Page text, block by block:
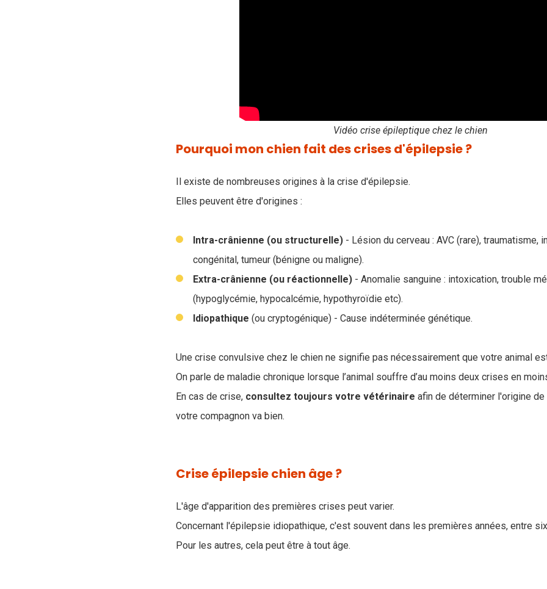
Vidéo crise épileptique chez le chien
Pourquoi mon chien fait des crises d'épilepsie ?
Il existe de nombreuses origines à la crise d'épilepsie.
Elles peuvent être d'origines :
Intra-crânienne (ou structurelle) - Lésion du cerveau : AVC (rare), traumatisme,
congénital, tumeur (bénigne ou maligne).
Extra-crânienne (ou réactionnelle) - Anomalie sanguine : intoxication, trouble
(hypoglycémie, hypocalcémie, hypothyroïdie etc).
Idiopathique (ou cryptogénique) - Cause indéterminée génétique.
Une crise convulsive chez le chien ne signifie pas nécessairement que votre animal
On parle de maladie chronique lorsque l’animal souffre d’au moins deux crises en
En cas de crise, consultez toujours votre vétérinaire afin de déterminer l'origine
votre compagnon va bien.
Crise épilepsie chien âge ?
L'âge d'apparition des premières crises peut varier.
Concernant l'épilepsie idiopathique, c'est souvent dans les premières années, entre
Pour les autres, cela peut être à tout âge.